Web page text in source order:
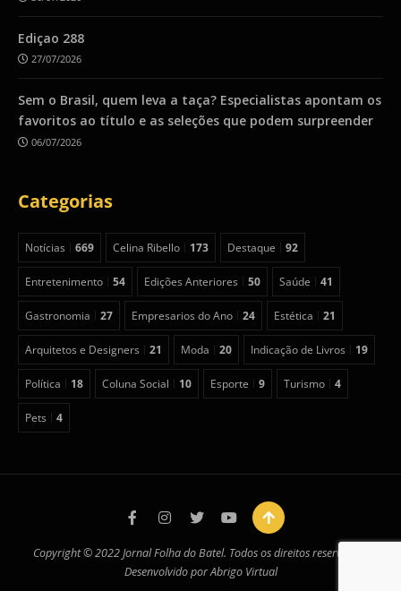
Ediçao 288
27/07/2026
Sem o Brasil, quem leva a taça? Especialistas apontam os
favoritos ao título e as seleções que podem surpreender
06/07/2026
Categorias
Notícias 669 Celina Ribello 173 Destaque 92
Entretenimento 54 Edições Anteriores 50 Saúde 41
Gastronomia 27 Empresarios do Ano 24 Estética 21
Arquitetos e Designers 21 Moda 20 Indicação de Livros 19
Política 18 Coluna Social 10 Esporte 9 Turismo 4
Pets 4
Copyright © 2022 Jornal Folha do Batel. Todos os direitos reservados.
Desenvolvido porAbrigo Virtual